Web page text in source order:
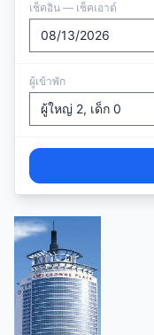
เช็คอิน — เช็คเอาต์
ผู้เข้าพัก